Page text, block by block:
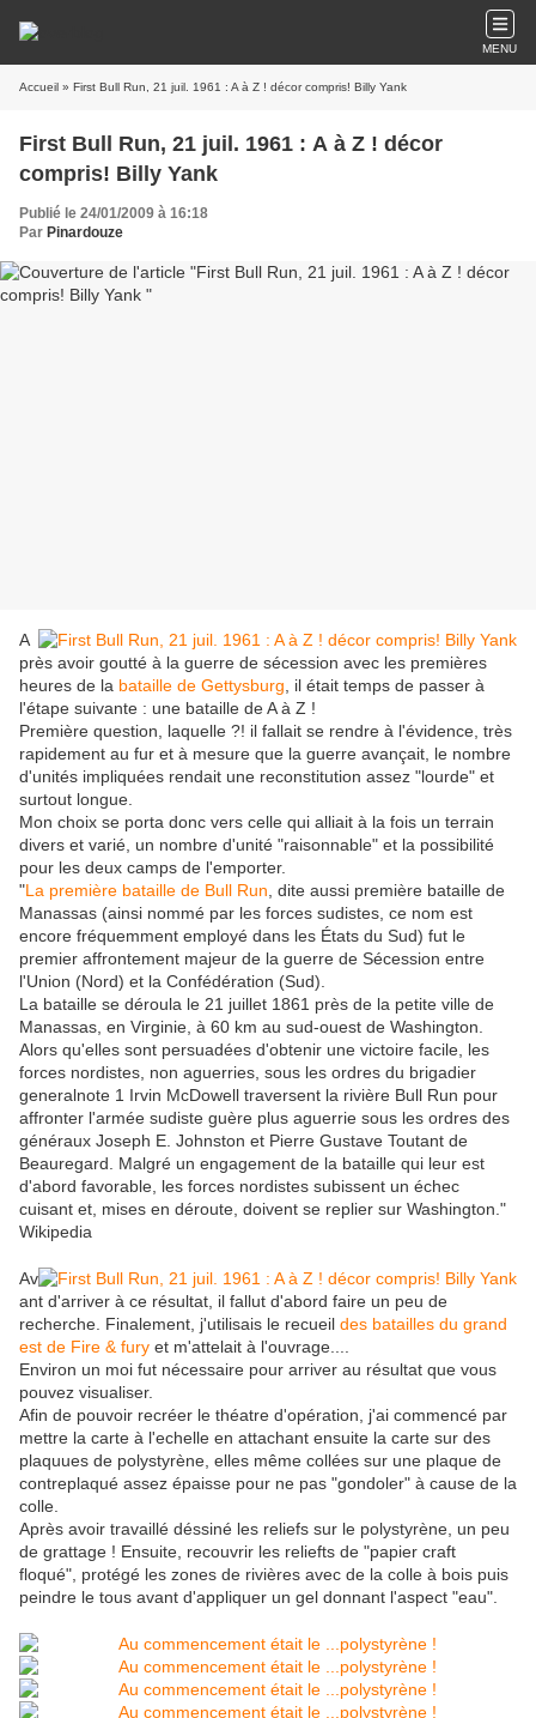
MENU
Accueil » First Bull Run, 21 juil. 1961 : A à Z ! décor compris! Billy Yank
First Bull Run, 21 juil. 1961 : A à Z ! décor
compris! Billy Yank
Publié le 24/01/2009 à 16:18
Par Pinardouze
A
près avoir goutté à la guerre de sécession avec les premières
heures de la bataille de Gettysburg , il était temps de passer à
l'étape suivante : une bataille de A à Z !
Première question, laquelle ?! il fallait se rendre à l'évidence, très
rapidement au fur et à mesure que la guerre avançait, le nombre
d'unités impliquées rendait une reconstitution assez "lourde" et
surtout longue.
Mon choix se porta donc vers celle qui alliait à la fois un terrain
divers et varié, un nombre d'unité "raisonnable" et la possibilité
pour les deux camps de l'emporter.
"La première bataille de Bull Run , dite aussi première bataille de
Manassas (ainsi nommé par les forces sudistes, ce nom est
encore fréquemment employé dans les États du Sud) fut le
premier affrontement majeur de la guerre de Sécession entre
l'Union (Nord) et la Confédération (Sud).
La bataille se déroula le 21 juillet 1861 près de la petite ville de
Manassas, en Virginie, à 60 km au sud-ouest de Washington.
Alors qu'elles sont persuadées d'obtenir une victoire facile, les
forces nordistes, non aguerries, sous les ordres du brigadier
generalnote 1 Irvin McDowell traversent la rivière Bull Run pour
affronter l'armée sudiste guère plus aguerrie sous les ordres des
généraux Joseph E. Johnston et Pierre Gustave Toutant de
Beauregard. Malgré un engagement de la bataille qui leur est
d'abord favorable, les forces nordistes subissent un échec
cuisant et, mises en déroute, doivent se replier sur Washington."
Wikipedia
Av
ant d'arriver à ce résultat, il fallut d'abord faire un peu de
recherche. Finalement, j'utilisais le recueil des batailles du grand
est de Fire & fury et m'attelait à l'ouvrage....
Environ un moi fut nécessaire pour arriver au résultat que vous
pouvez visualiser.
Afin de pouvoir recréer le théatre d'opération, j'ai commencé par
mettre la carte à l'echelle en attachant ensuite la carte sur des
plaquues de polystyrène, elles même collées sur une plaque de
contreplaqué assez épaisse pour ne pas "gondoler" à cause de la
colle.
Après avoir travaillé déssiné les reliefs sur le polystyrène, un peu
de grattage ! Ensuite, recouvrir les reliefts de "papier craft
floqué", protégé les zones de rivières avec de la colle à bois puis
peindre le tous avant d'appliquer un gel donnant l'aspect "eau".